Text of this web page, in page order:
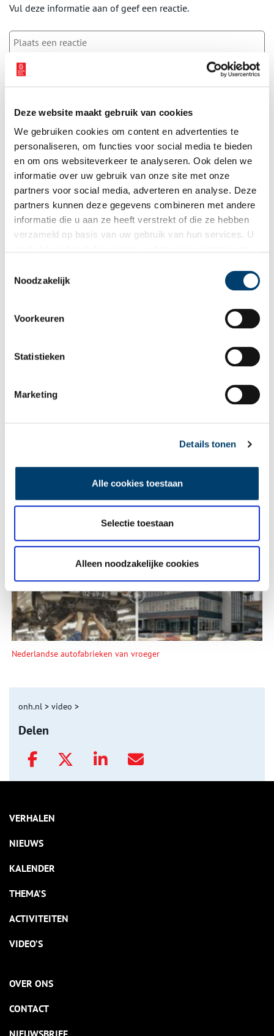
Deze website maakt gebruik van cookies
We gebruiken cookies om content en advertenties te
personaliseren, om functies voor social media te bieden
en om ons websiteverkeer te analyseren. Ook delen we
informatie over uw gebruik van onze site met onze
partners voor social media, adverteren en analyse. Deze
partners kunnen deze gegevens combineren met andere
informatie die u aan ze heeft verstrekt of die ze hebben
verzameld op basis van uw gebruik van hun services. U
Noodzakelijk
Voorkeuren
Statistieken
Marketing
Details tonen
Alle cookies toestaan
Selectie toestaan
Alleen noodzakelijke cookies
Vul deze informatie aan of geef een reactie.
Vereiste velden zijn gemarkeerd met *. Het e-mailadres wordt niet
Naam*
E-mail*
Vink dit aan als u op de hoogte gehouden wil worden.
De eendenboeten op De Haukes
Nederlandse autofabrieken van vroeger
onh.nl > video >
Delen
VERHALEN
NIEUWS
KALENDER
THEMA’S
ACTIVITEITEN
VIDEO’S
OVER ONS
CONTACT